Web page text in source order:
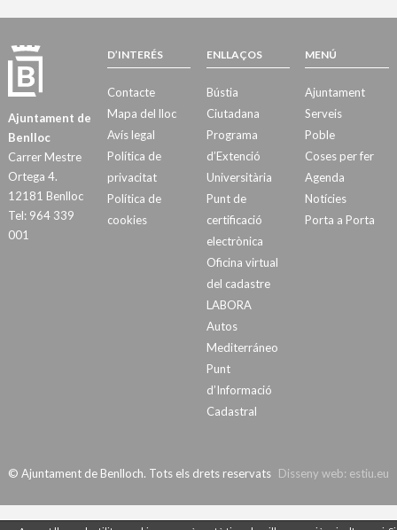
Ajuntament de
Benlloc
Carrer Mestre
Ortega 4.
12181 Benlloc
Tel: 964 339
001
D’INTERÉS
Contacte
Mapa del lloc
Avís legal
Política de
privacitat
Política de
cookies
ENLLAÇOS
Bústia
Ciutadana
Programa
d’Extenció
Universitària
Punt de
certificació
electrònica
Oficina virtual
del cadastre
LABORA
Autos
Mediterráneo
Punt
d’Informació
Cadastral
MENÚ
Ajuntament
Serveis
Poble
Coses per fer
Agenda
Notícies
Porta a Porta
Disseny web: estiu.eu
© Ajuntament de Benlloch. Tots els drets reservats